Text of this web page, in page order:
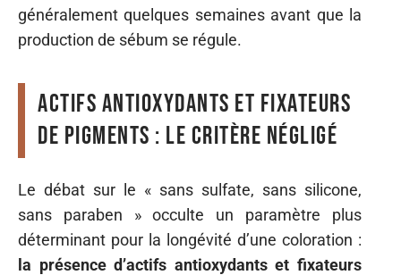
généralement quelques semaines avant que la
production de sébum se régule.
Actifs antioxydants et fixateurs
de pigments : le critère négligé
Le débat sur le « sans sulfate, sans silicone,
sans paraben » occulte un paramètre plus
déterminant pour la longévité d’une coloration :
la présence d’actifs antioxydants et fixateurs